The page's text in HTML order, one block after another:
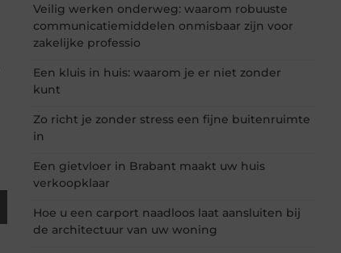
Veilig werken onderweg: waarom robuuste
communicatiemiddelen onmisbaar zijn voor
zakelijke professio
Een kluis in huis: waarom je er niet zonder
kunt
Zo richt je zonder stress een fijne buitenruimte
in
Een gietvloer in Brabant maakt uw huis
verkoopklaar
Hoe u een carport naadloos laat aansluiten bij
de architectuur van uw woning